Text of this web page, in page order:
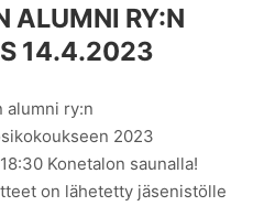
ALUMNI RY:N
14.4.2023
alumni ry:n
2023
Konetalon saunalla!
on lähetetty jäsenistölle